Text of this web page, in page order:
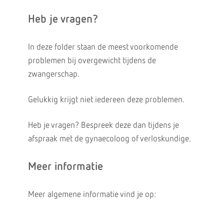
Heb je vragen?
In deze folder staan de meest voorkomende
problemen bij overgewicht tijdens de
zwangerschap.
Gelukkig krijgt niet iedereen deze problemen.
Heb je vragen? Bespreek deze dan tijdens je
afspraak met de gynaecoloog of verloskundige.
Meer informatie
Meer algemene informatie vind je op: